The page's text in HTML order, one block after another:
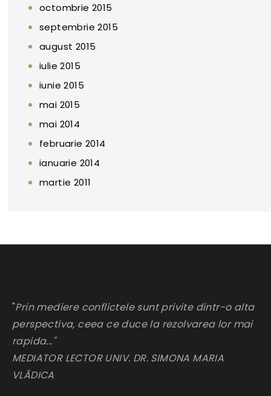
octombrie 2015
septembrie 2015
august 2015
iulie 2015
iunie 2015
mai 2015
mai 2014
februarie 2014
ianuarie 2014
martie 2011
"Prin mediere conflictele sunt privite dintr-o alta
perspectiva, ceea ce duce la rezolvarea lor mai
rapida..."
MEDIATOR LECTOR UNIV. DR. SIMONA MARIA
VLĂDICA